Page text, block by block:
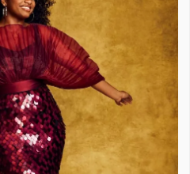
ЗА НАС
Условия за
ползване
За нас
Реклама
Политика за
поверителност
ModerenDom